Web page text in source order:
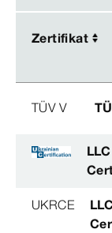
Zertifikat
Zertifikat
TÜV V
UKRCE